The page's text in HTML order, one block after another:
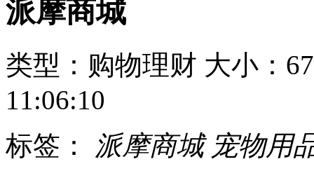
派摩商城
类型：购物理财 大小：
11:06:10
标签： 派摩商城 宠物用